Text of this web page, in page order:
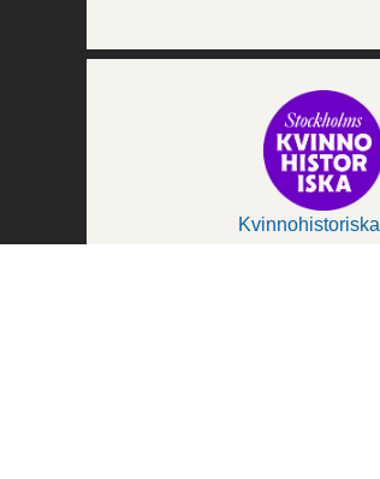
Kvinnohistoriska